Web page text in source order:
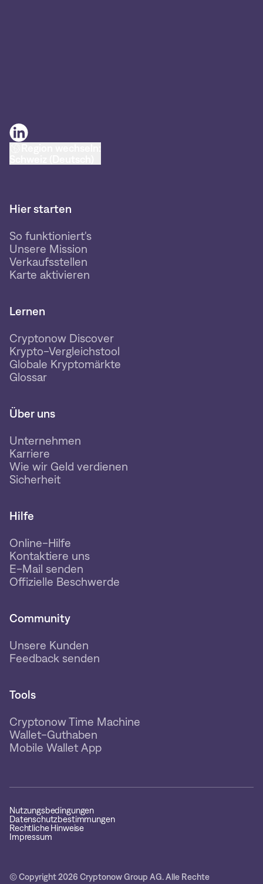
Hier starten
So funktioniert's
Unsere Mission
Verkaufsstellen
Karte aktivieren
Lernen
Cryptonow Discover
Krypto-Vergleichstool
Globale Kryptomärkte
Glossar
Über uns
Unternehmen
Karriere
Wie wir Geld verdienen
Sicherheit
Hilfe
Online-Hilfe
Kontaktiere uns
E-Mail senden
Offizielle Beschwerde
Community
Unsere Kunden
Feedback senden
Tools
Cryptonow Time Machine
Wallet-Guthaben
Mobile Wallet App
Nutzungsbedingungen
Datenschutzbestimmungen
Rechtliche Hinweise
Impressum
© Copyright 2026 Cryptonow Group AG. Alle Rechte